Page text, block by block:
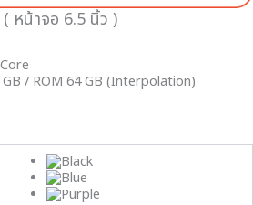
หน้าจอ 6.5 นิ้ว )
GB / ROM 64 GB (Interpolation)